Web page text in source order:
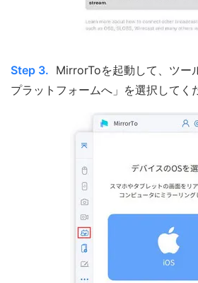
Step 3. MirrorToを起動して、ツー
プラットフォームへ」を選択してく